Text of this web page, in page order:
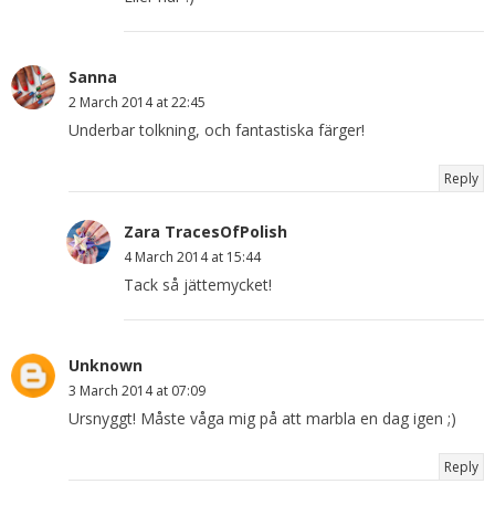
Sanna
2 March 2014 at 22:45
Underbar tolkning, och fantastiska färger!
Reply
Zara TracesOfPolish
4 March 2014 at 15:44
Tack så jättemycket!
Unknown
3 March 2014 at 07:09
Ursnyggt! Måste våga mig på att marbla en dag igen ;)
Reply